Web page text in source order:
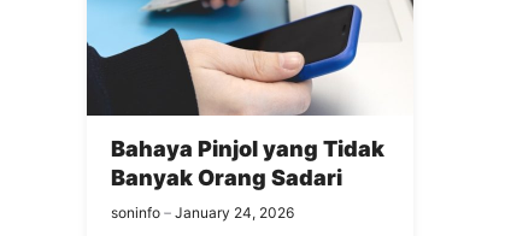
Bahaya Pinjol yang Tidak
Banyak Orang Sadari
soninfo January 24, 2026